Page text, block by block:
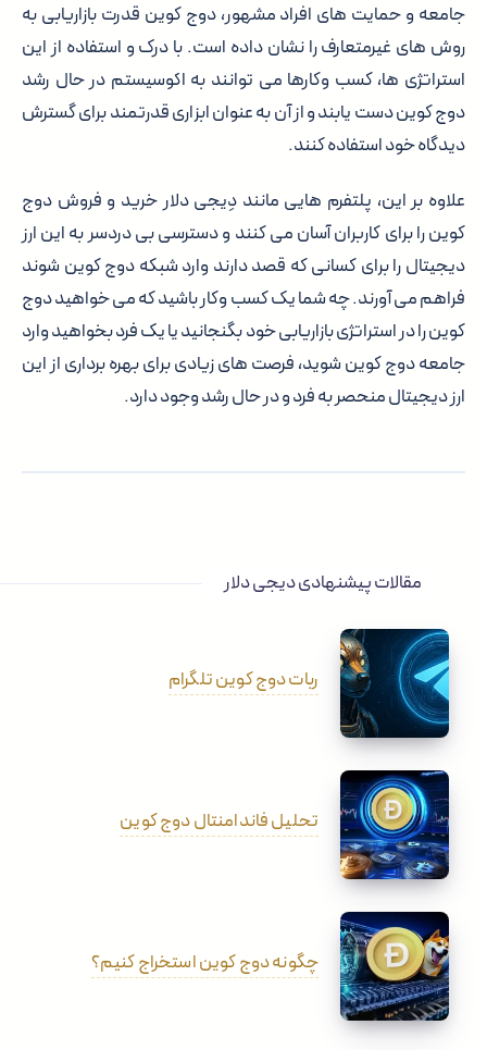
جامعه و حمایت های افراد مشهور، دوج کوین قدرت بازاریابی به
روش های غیرمتعارف را نشان داده است. با درک و استفاده از این
استراتژی ها، کسب وکارها می توانند به اکوسیستم در حال رشد
دوج کوین دست یابند و از آن به عنوان ابزاری قدرتمند برای گسترش
دیدگاه خود استفاده کنند.
علاوه بر این، پلتفرم هایی مانند دِیجی دلار خرید و فروش دوج
کوین را برای کاربران آسان می کنند و دسترسی بی دردسر به این ارز
دیجیتال را برای کسانی که قصد دارند وارد شبکه دوج کوین شوند
فراهم می آورند. چه شما یک کسب وکار باشید که می خواهید دوج
کوین را در استراتژی بازاریابی خود بگنجانید یا یک فرد بخواهید وارد
جامعه دوج کوین شوید، فرصت های زیادی برای بهره برداری از این
ارز دیجیتال منحصر به فرد و در حال رشد وجود دارد.
مقالات پیشنهادی دیجی دلار
ربات دوج کوین تلگرام
تحلیل فاندامنتال دوج کوین
چگونه دوج کوین استخراج کنیم؟